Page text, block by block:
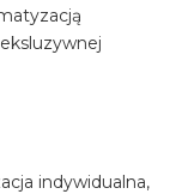
indywidualna,